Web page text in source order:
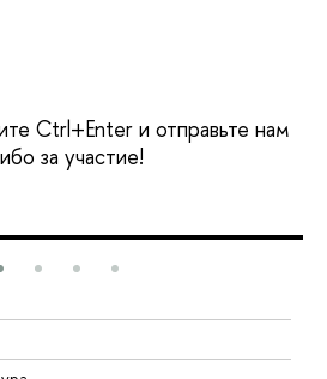
Ctrl+Enter и отправьте нам
за участие!